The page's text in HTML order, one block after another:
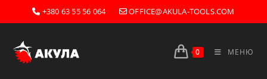
+380 63 55 56 064 OFFICE@AKULA-TOOLS.COM
0 МЕНЮ